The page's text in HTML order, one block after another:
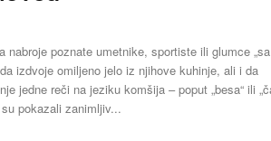
nabroje poznate umetnike, sportiste ili glumce „sa
izdvoje omiljeno jelo iz njihove kuhinje, ali i da
jedne reči na jeziku komšija – poput „besa“ ili
su pokazali zanimljiv...